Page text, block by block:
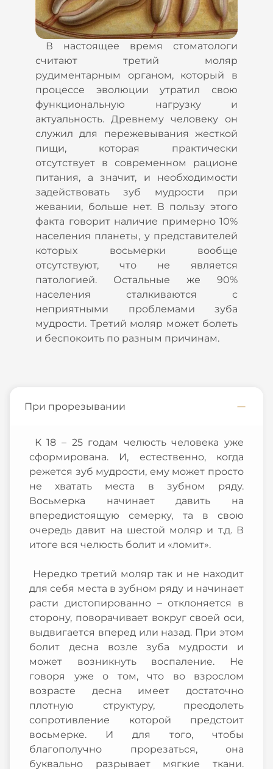
В настоящее время стоматологи
считают третий моляр
рудиментарным органом, который в
процессе эволюции утратил свою
функциональную нагрузку и
актуальность. Древнему человеку он
служил для пережевывания жесткой
пищи, которая практически
отсутствует в современном рационе
питания, а значит, и необходимости
задействовать зуб мудрости при
жевании, больше нет. В пользу этого
факта говорит наличие примерно 10%
населения планеты, у представителей
которых восьмерки вообще
отсутствуют, что не является
патологией. Остальные же 90%
населения сталкиваются с
неприятными проблемами зуба
мудрости. Третий моляр может болеть
и беспокоить по разным причинам.
При прорезывании
К 18 – 25 годам челюсть человека уже
сформирована. И, естественно, когда
режется зуб мудрости, ему может просто
не хватать места в зубном ряду.
Восьмерка начинает давить на
впередистоящую семерку, та в свою
очередь давит на шестой моляр и т.д. В
итоге вся челюсть болит и «ломит».
Нередко третий моляр так и не находит
для себя места в зубном ряду и начинает
расти дистопированно – отклоняется в
сторону, поворачивает вокруг своей оси,
выдвигается вперед или назад. При этом
болит десна возле зуба мудрости и
может возникнуть воспаление. Не
говоря уже о том, что во взрослом
возрасте десна имеет достаточно
плотную структуру, преодолеть
сопротивление которой предстоит
восьмерке. И для того, чтобы
благополучно прорезаться, она
буквально разрывает мягкие ткани.